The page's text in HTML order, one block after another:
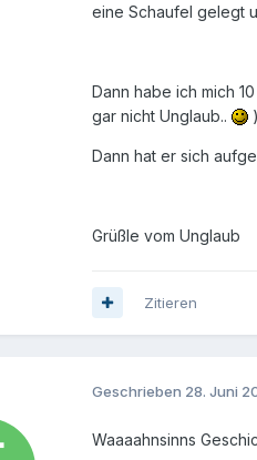
eine Schaufel gelegt
Dann habe ich mich
gar nicht Unglaub..
)
Dann hat er sich
Grüßle vom Unglaub
Zitieren
Geschrieben 28. Juni
Waaaahnsinns